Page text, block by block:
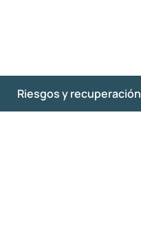
Riesgos y recuperación